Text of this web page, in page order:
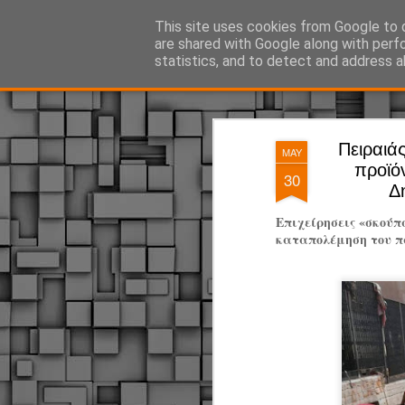
MAY
30
Επιχείρησεις
καταπολέμηση του
This site uses cookies from Google to
are shared with Google along with
statistics, and to detect and address
ΔΗΜΟΤΙΚΗ ΑΣΤΥΝΟΜΙΑ, τα νέα!